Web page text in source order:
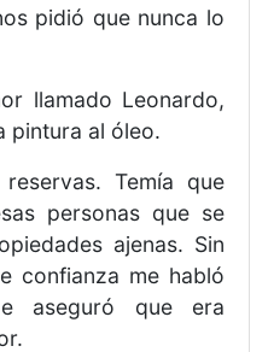
pidió que nunca lo
llamado Leonardo,
pintura al óleo.
Temía que
personas que se
ajenas. Sin
confianza me habló
aseguró que era